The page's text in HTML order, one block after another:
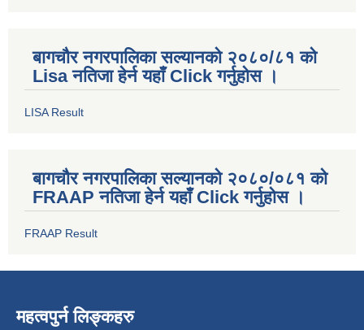
बागचौर नगरपालिका सल्यानको २०८०/८१ को
Lisa नतिजा हेर्न यहाँ Click गर्नुहोस ।
LISA Result
बागचौर नगरपालिका सल्यानको २०८०/०८१ को
FRAAP नतिजा हेर्न यहाँ Click गर्नुहोस ।
FRAAP Result
महत्वपुर्न लिङ्कहरु